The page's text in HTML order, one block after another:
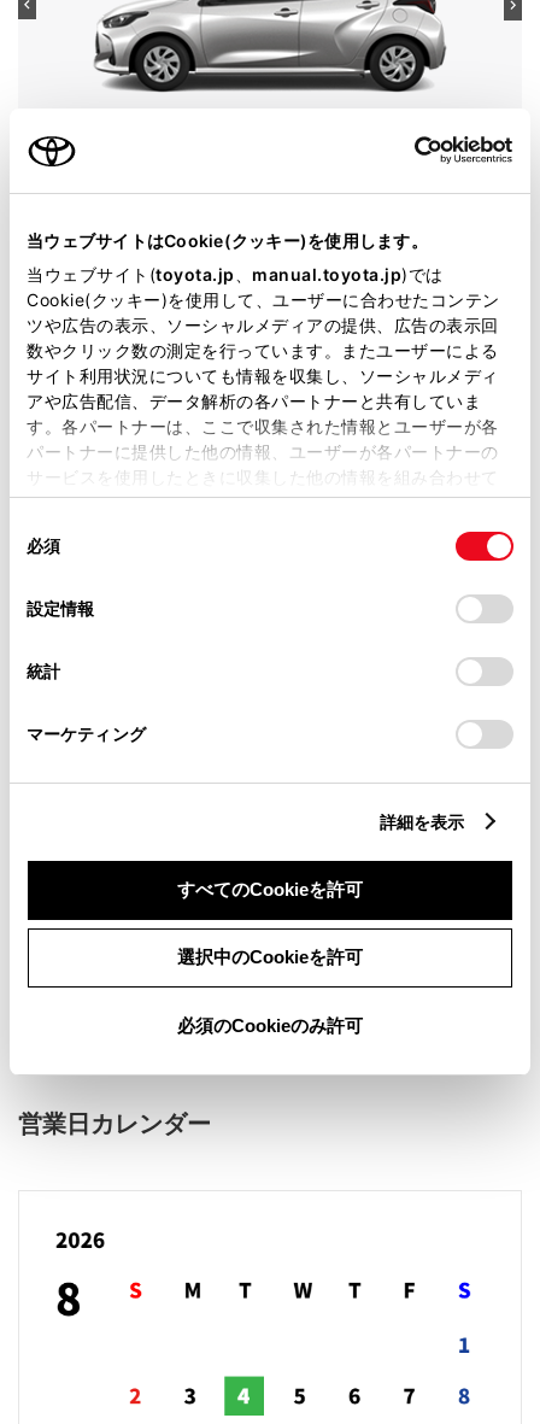
当ウェブサイトはCookie(クッキー)を使用します。
当ウェブサイト(toyota.jp manual.toyota.jp)では
Cookie(クッキー)を使用して、ユーザーに合わせたコンテン
ツや広告の表示、ソーシャルメディアの提供、広告の表示回
数やクリック数の測定を行っています。またユーザーによる
サイト利用状況についても情報を収集し、ソーシャルメディ
アや広告配信、データ解析の各パートナーと共有していま
す。各パートナーは、ここで収集された情報とユーザーが各
パートナーに提供した他の情報、ユーザーが各パートナーの
サービスを使用したときに収集した他の情報を組み合わせて
使用することがあります。当ウェブサイトの使用を続行する
デバイスにすべてのCookie(クッキー)が保存されることに同
意したことになります。Cookie(クッキー)のオプトアウト、
設定の変更、同意を撤回したりするにあたっては、当社の
「Cookie（クッキー）情報の取り扱いについて
」をご覧くだ
必須
設定情報
統計
マーケティング
詳細を表示
すべてのCookieを許可
選択中のCookieを許可
必須のCookieのみ許可
エンジンタイプ ハイブリッド
駆動方式 2WD FF
試乗予約
施設情報・サービス
新車 サービス 軽自動車
営業日カレンダー